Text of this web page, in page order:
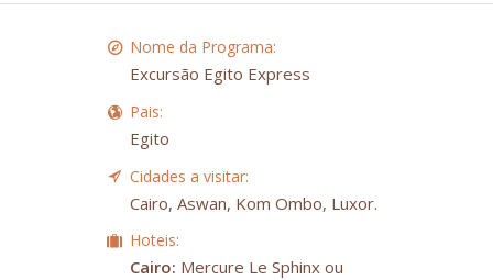
Nome da Programa:
Excursão Egito Express
Pais:
Egito
Cidades a visitar:
Cairo, Aswan, Kom Ombo, Luxor.
Hoteis:
Cairo: Mercure Le Sphinx ou